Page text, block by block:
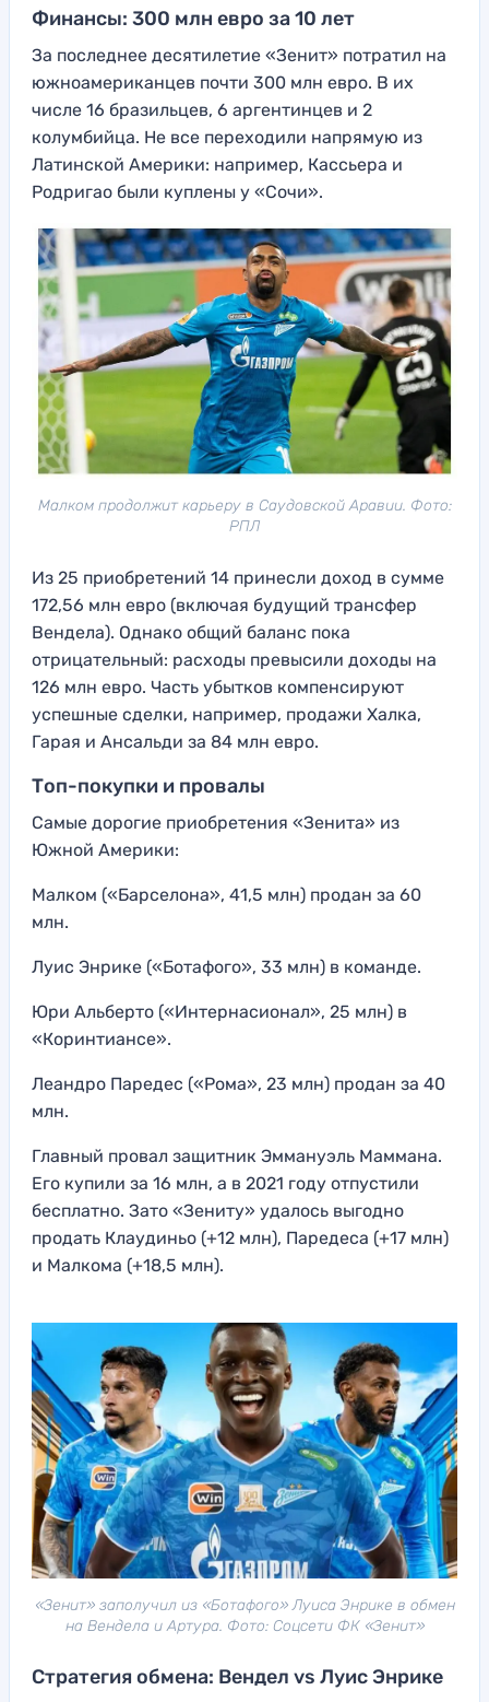
Финансы: 300 млн евро за 10 лет
За последнее десятилетие «Зенит» потратил на
южноамериканцев почти 300 млн евро. В их
числе 16 бразильцев, 6 аргентинцев и 2
колумбийца. Не все переходили напрямую из
Латинской Америки: например, Кассьера и
Родригао были куплены у «Сочи».
Малком продолжит карьеру в Саудовской Аравии. Фото:
РПЛ
Из 25 приобретений 14 принесли доход в сумме
172,56 млн евро (включая будущий трансфер
Вендела). Однако общий баланс пока
отрицательный: расходы превысили доходы на
126 млн евро. Часть убытков компенсируют
успешные сделки, например, продажи Халка,
Гарая и Ансальди за 84 млн евро.
Топ-покупки и провалы
Самые дорогие приобретения «Зенита» из
Южной Америки:
Малком («Барселона», 41,5 млн) продан за 60
млн.
Луис Энрике («Ботафого», 33 млн) в команде.
Юри Альберто («Интернасионал», 25 млн) в
«Коринтиансе».
Леандро Паредес («Рома», 23 млн) продан за 40
млн.
Главный провал защитник Эммануэль Маммана.
Его купили за 16 млн, а в 2021 году отпустили
бесплатно. Зато «Зениту» удалось выгодно
продать Клаудиньо (+12 млн), Паредеса (+17 млн)
и Малкома (+18,5 млн).
«Зенит» заполучил из «Ботафого» Луиса Энрике в обмен
на Вендела и Артура. Фото: Соцсети ФК «Зенит»
Стратегия обмена: Вендел vs Луис Энрике